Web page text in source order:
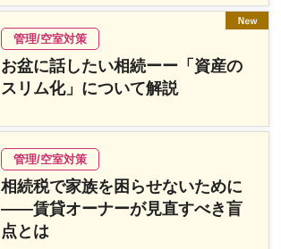
管理/空室対策
お盆に話したい相続ーー「資産の
スリム化」について解説
管理/空室対策
相続税で家族を困らせないために
――賃貸オーナーが見直すべき盲
点とは